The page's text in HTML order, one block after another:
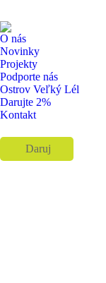
opens
in
new
window
new
windowwindow
O nás
Novinky
Projekty
Podporte nás
Ostrov Veľký Lél
Darujte 2%
Kontakt
Daruj